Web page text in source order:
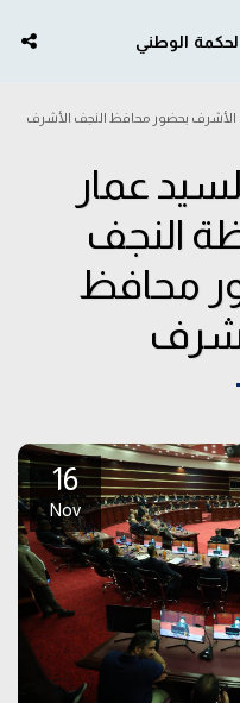
الوطني
الأشرف بحضور محافظ النجف الأشرف
عمار
النجف
محافظ
16
Nov